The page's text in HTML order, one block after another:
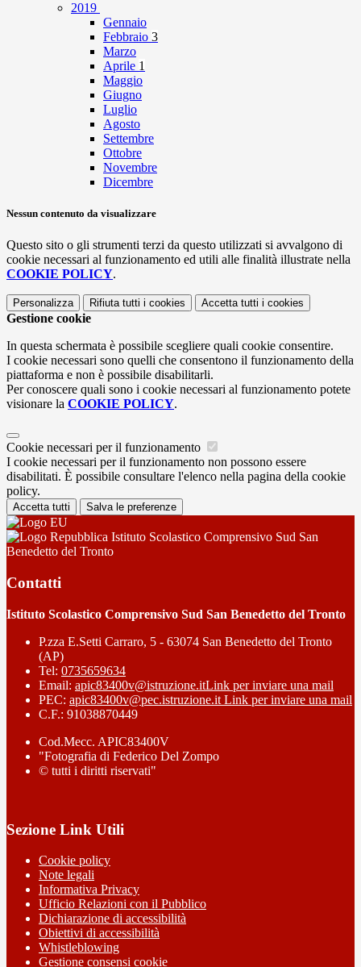
2019
Gennaio
Febbraio 3
Marzo
Aprile 1
Maggio
Giugno
Luglio
Agosto
Settembre
Ottobre
Novembre
Dicembre
Nessun contenuto da visualizzare
Questo sito o gli strumenti terzi da questo utilizzati si avvalgono di
cookie necessari al funzionamento ed utili alle finalità illustrate nella
COOKIE POLICY.
Personalizza Rifiuta tutti i cookies Accetta tutti i cookies
Gestione cookie
In questa schermata è possibile scegliere quali cookie consentire.
I cookie necessari sono quelli che consentono il funzionamento della
piattaforma e non è possibile disabilitarli.
Per conoscere quali sono i cookie necessari al funzionamento potete
visionare la COOKIE POLICY.
Cookie necessari per il funzionamento
I cookie necessari per il funzionamento non possono essere
disabilitati. È possibile consultare l'elenco nella pagina della cookie
policy.
Accetta tutti Salva le preferenze
Istituto Scolastico Comprensivo Sud San
Benedetto del Tronto
Contatti
Istituto Scolastico Comprensivo Sud San Benedetto del Tronto
P.zza E.Setti Carraro, 5 - 63074 San Benedetto del Tronto
(AP)
Tel: 0735659634
Email: apic83400v@istruzione.itLink per inviare una mail
PEC: apic83400v@pec.istruzione.it Link per inviare una mail
C.F.: 91038870449
Cod.Mecc. APIC83400V
"Fotografia di Federico Del Zompo
© tutti i diritti riservati"
Sezione Link Utili
Cookie policy
Note legali
Informativa Privacy
Ufficio Relazioni con il Pubblico
Dichiarazione di accessibilità
Obiettivi di accessibilità
Whistleblowing
Gestione consensi cookie